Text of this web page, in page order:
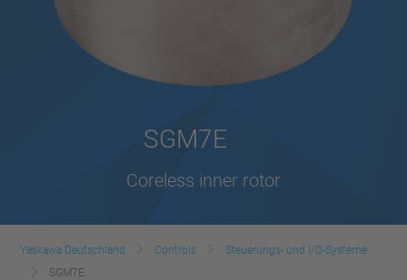
SGM7E
Coreless inner rotor
Yaskawa Deutschland Controls
Steuerungs- und I/O-Systeme
SGM7E